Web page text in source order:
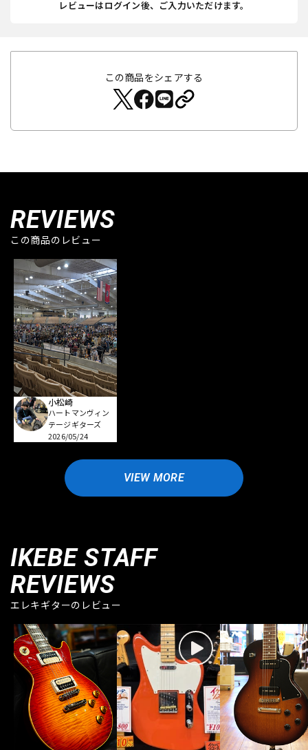
レビューはログイン後、ご入力いただけます。
この商品をシェアする
REVIEWS
この商品のレビュー
小松崎
ハートマンヴィン
テージギターズ
2026/05/24
VIEW MORE
IKEBE STAFF
REVIEWS
エレキギターのレビュー